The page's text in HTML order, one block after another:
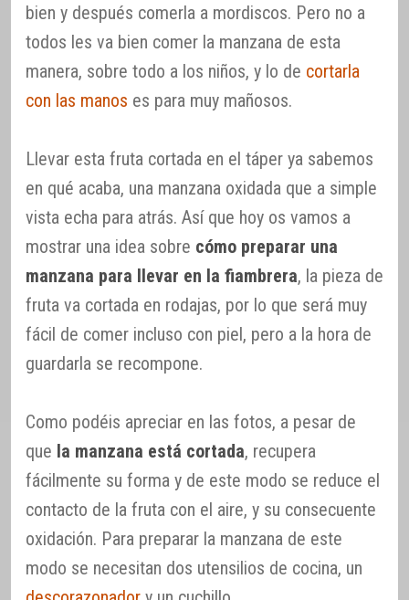
bien y después comerla a mordiscos. Pero no a
todos les va bien comer la manzana de esta
manera, sobre todo a los niños, y lo de cortarla
con las manos es para muy mañosos.
Llevar esta fruta cortada en el táper ya sabemos
en qué acaba, una manzana oxidada que a simple
vista echa para atrás. Así que hoy os vamos a
mostrar una idea sobre cómo preparar una
manzana para llevar en la fiambrera, la pieza de
fruta va cortada en rodajas, por lo que será muy
fácil de comer incluso con piel, pero a la hora de
guardarla se recompone.
Como podéis apreciar en las fotos, a pesar de
que la manzana está cortada, recupera
fácilmente su forma y de este modo se reduce el
contacto de la fruta con el aire, y su consecuente
oxidación. Para preparar la manzana de este
modo se necesitan dos utensilios de cocina, un